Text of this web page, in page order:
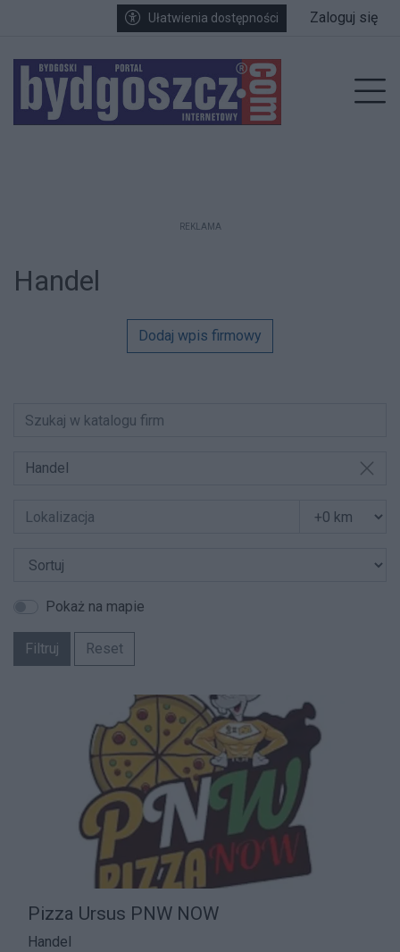
Przejdź do głównych treści
Przejdź do wyszukiwarki
Przejdź do głównego menuUłatwienia dostępności Zaloguj się
REKLAMA
Handel
Dodaj wpis firmowy
Handel
Pokaż na mapie
Filtruj Reset
Pizza Ursus PNW NOW
Handel